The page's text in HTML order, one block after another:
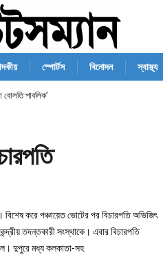
স্পোর্টস বিনোদন স্বাস্থ্য
বোলতি পাবলিক’
করে পঞ্চায়েত ভোটের পর বিচারপতি অভিজিৎ
তদন্তকারী সংস্থাকে। এবার বিচারপতি
দুপুরে মধ্য কলকাতা-সহ